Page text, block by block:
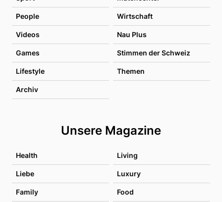
People Wirtschaft
Videos Nau Plus
Games Stimmen der Schweiz
Lifestyle Themen
Archiv
Unsere Magazine
Health Living
Liebe Luxury
Family Food